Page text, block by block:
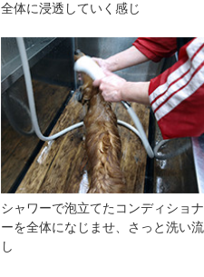
全体に浸透していく感じ
シャワーで泡立てたコンディショナ
ーを全体になじませ、さっと洗い流
し